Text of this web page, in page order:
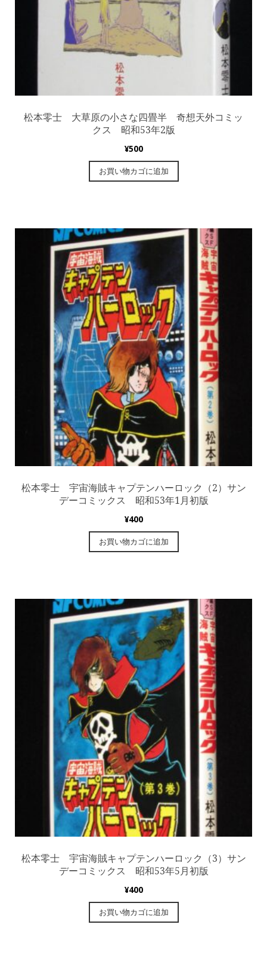
松本零士 大草原の小さな四畳半 奇想天外コミッ
クス 昭和53年2版
¥500
お買い物カゴに追加
松本零士 宇宙海賊キャプテンハーロック（2）サン
デーコミックス 昭和53年1月初版
¥400
お買い物カゴに追加
松本零士 宇宙海賊キャプテンハーロック（3）サン
デーコミックス 昭和53年5月初版
¥400
お買い物カゴに追加